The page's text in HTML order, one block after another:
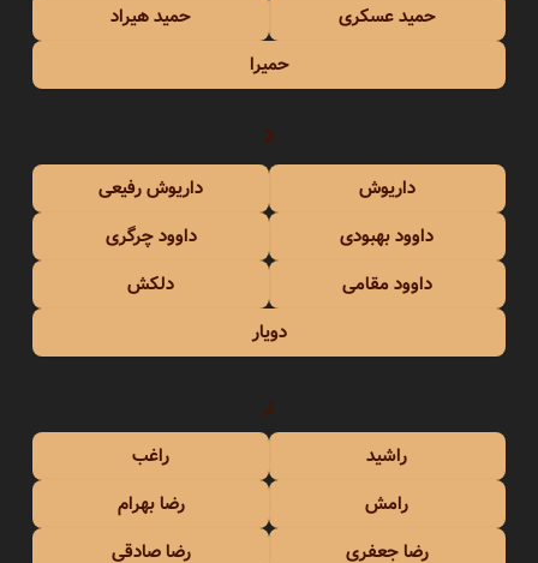
حمید عسکری
حمید هیراد
حمیرا
د
داریوش
داریوش رفیعی
داوود بهبودی
داوود چرگری
داوود مقامی
دلکش
دویار
ر
راشید
راغب
رامش
رضا بهرام
رضا جعفری
رضا صادقی